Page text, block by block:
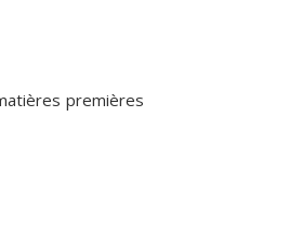
premières